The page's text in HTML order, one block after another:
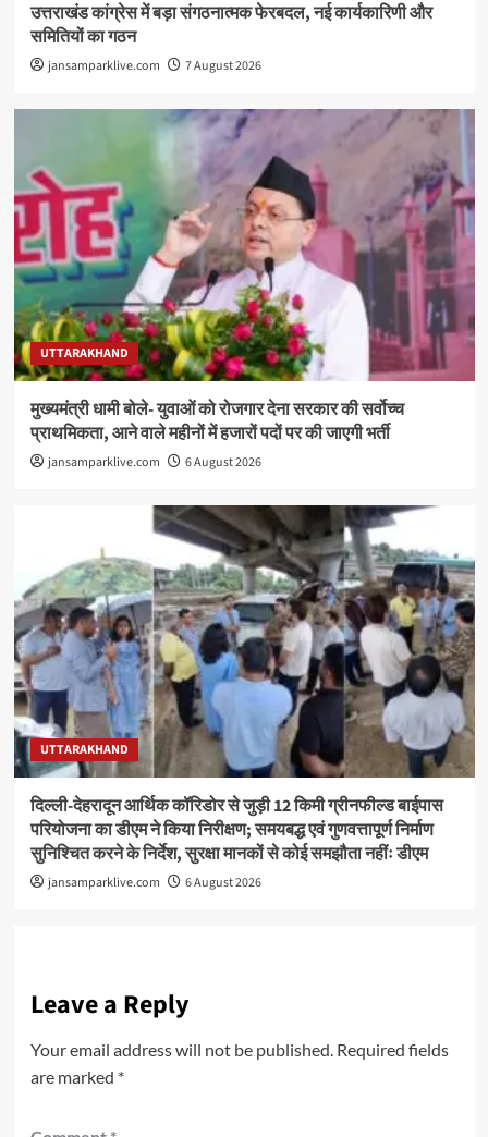
उत्तराखंड कांग्रेस में बड़ा संगठनात्मक फेरबदल, नई कार्यकारिणी और
समितियों का गठन
jansamparklive.com 7 August 2026
UTTARAKHAND
मुख्यमंत्री धामी बोले- युवाओं को रोजगार देना सरकार की सर्वोच्च
प्राथमिकता, आने वाले महीनों में हजारों पदों पर की जाएगी भर्ती
jansamparklive.com 6 August 2026
UTTARAKHAND
दिल्ली-देहरादून आर्थिक कॉरिडोर से जुड़ी 12 किमी ग्रीनफील्ड बाईपास
परियोजना का डीएम ने किया निरीक्षण; समयबद्ध एवं गुणवत्तापूर्ण निर्माण
सुनिश्चित करने के निर्देश, सुरक्षा मानकों से कोई समझौता नहींः डीएम
jansamparklive.com 6 August 2026
Leave a Reply
Your email address will not be published. Required fields
are marked *